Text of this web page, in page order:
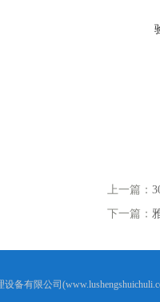
上一篇：
下一篇：
备有限公司